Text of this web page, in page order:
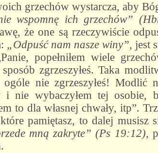
grzechów wystarcza, aby
wspomnę ich grzechów”
że one są rzeczywiście
„Odpuść nam nasze winy”, jest
popełniłem wiele
zgrzeszyłeś. Taka
nie zgrzeszyłeś! Modlić
i nie wybaczyłem tej
to dla własnej chwały, itp”.
pamiętasz, to dalej musisz
mną zakryte” (Ps 19:12),